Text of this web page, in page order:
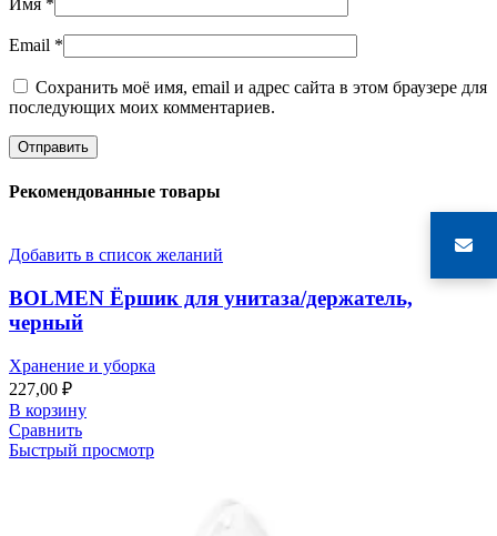
Email *
Сохранить моё имя, email и адрес сайта в этом браузере для
последующих моих комментариев.
Рекомендованные товары
Добавить в список желаний
BOLMEN Ёршик для унитаза/держатель,
черный
Хранение и уборка
227,00 ₽
В корзину
Сравнить
Быстрый просмотр